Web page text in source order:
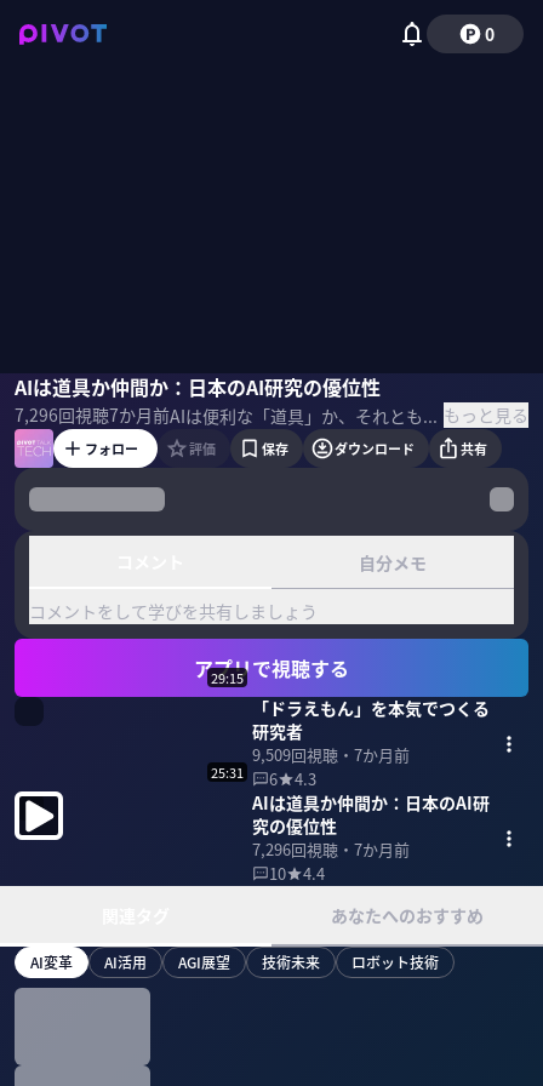
0
AIは道具か仲間か：日本のAI研究の優位性
7,296回視聴7か月前 AIは便利な「道具」か、それともドラえもんのような「心のパートナー」か？ 日本大学の大澤正彦准教授が挑むのは、2歳からの揺るぎない「ドラえもんをつくりたい」という夢だ。究極の目標は、機能だけではなく「みんなが認めてくれる」社会的承認を得ること。その先にAIと人間が共存する未来を大澤氏が語った。 ＜ゲスト＞ 大澤正彦｜日本大学准教授 1993年生まれ。日本大学 文理学部 情報科学科准教授。博士（工学）。東京工業大学附属高校、慶應義塾大学理工学部をいずれも首席で卒業。学部時代に設立した「全脳アーキテクチャ若手の会」が2,600人規模に成長し、日本最大級の人工知能コミュニティに発展。IEEE CIS-JP Young Researcher Award (最年少記録)をはじめ受賞歴多数。孫正義氏により選ばれた異能をもつ若手として孫正義育英財団会員に選抜。認知科学会にて認知科学若手の会を設立、2020年3月まで代表。 ▼参考書籍 『ドラえもんを本気でつくる』 大澤正彦（著）PHP研究所（刊） もっと見る
大澤正彦磯貝初奈
フォロー 評価 保存 ダウンロード 共有
自分メモ
コメントをして学びを共有しましょう
アプリで視聴する
29:15
「ドラえもん」を本気でつくる
研究者
9,509回視聴・ 7か月前
6
4.3
25:31
AIは道具か仲間か：日本のAI研
究の優位性
7,296回視聴・ 7か月前
10
4.4
あなたへのおすすめ
AI変革 AI活用 AGI展望 技術未来 ロボット技術